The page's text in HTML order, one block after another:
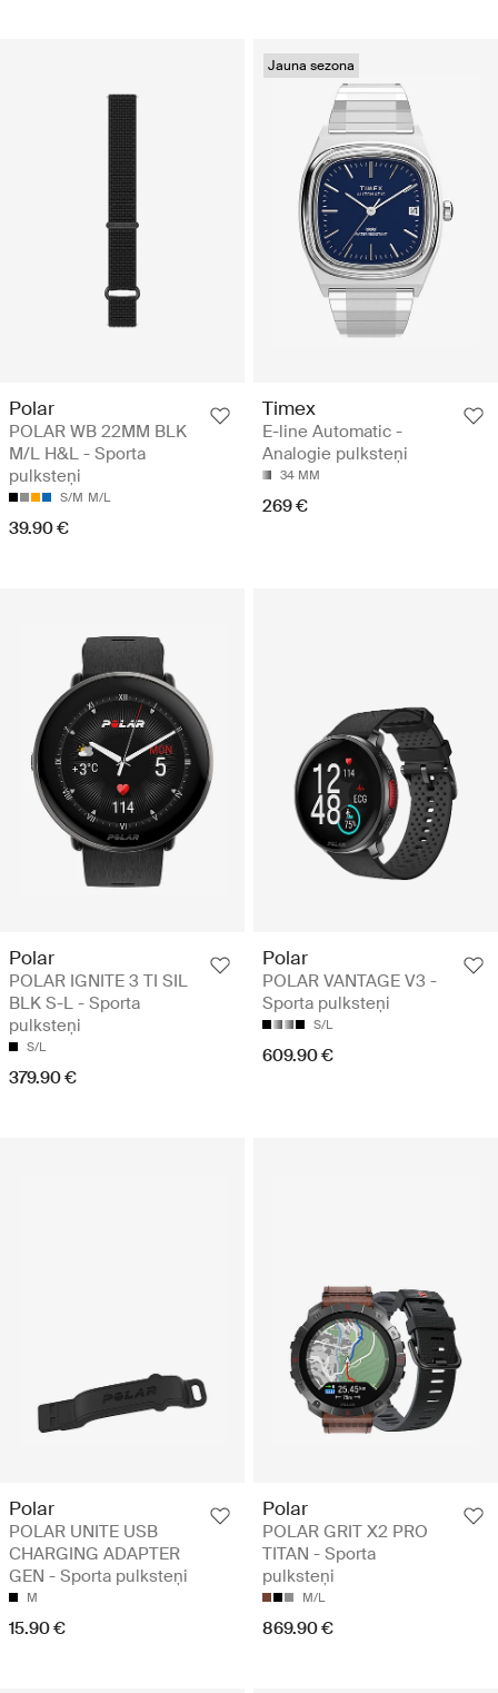
Polar
POLAR WB 22MM BLK
M/L H&L - Sporta
pulksteņi
S/M M/L
39.90 €
Jauna sezona
Timex
E-line Automatic -
Analogie pulksteņi
34 MM
269 €
Polar
POLAR IGNITE 3 TI SIL
BLK S-L - Sporta
pulksteņi
S/L
379.90 €
Polar
POLAR VANTAGE V3 -
Sporta pulksteņi
S/L
609.90 €
Polar
POLAR UNITE USB
CHARGING ADAPTER
GEN - Sporta pulksteņi
M
15.90 €
Polar
POLAR GRIT X2 PRO
TITAN - Sporta
pulksteņi
M/L
869.90 €